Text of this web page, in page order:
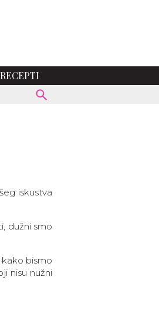
RECEPTI
iskustva
dužni smo
bismo
nisu nužni